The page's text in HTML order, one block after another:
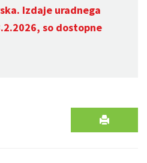
Izdaje uradnega
so dostopne